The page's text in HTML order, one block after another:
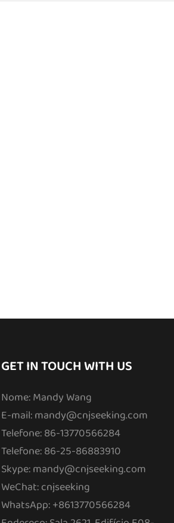
GET IN TOUCH WITH US
Nome: Mandy Wang
E-mail:mandy@cnjseeking.com
Telefone: 86-13770566284
Telefone: 86-25-86883910
Skype: mandy@cnjseeking.com
WeChat: cnjseeking
WhatsApp: +8613770566284